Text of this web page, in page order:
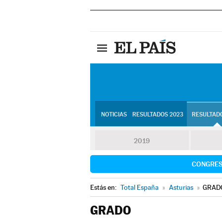
NOTICIAS RESULTADOS 2023
2019
Estás en: Total España » Asturias »
GRADO